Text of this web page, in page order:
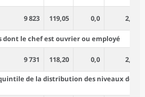
9 823 119,05 0,0 2,2
dont le chef est ouvrier ou employé
9 731 118,20 0,0 2,0
de la distribution des niveaux de